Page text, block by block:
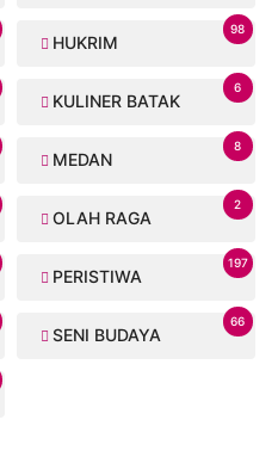
HUKRIM
98
KULINER BATAK
6
MEDAN
8
OLAH RAGA
2
PERISTIWA
197
SENI BUDAYA
66